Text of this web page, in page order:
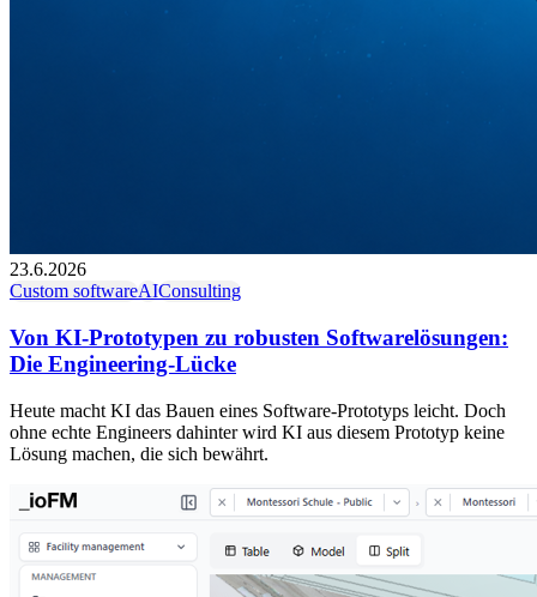
23.6.2026
Custom softwareAIConsulting
Von KI-Prototypen zu robusten Softwarelösungen:
Die Engineering-Lücke
Heute macht KI das Bauen eines Software-Prototyps leicht. Doch
ohne echte Engineers dahinter wird KI aus diesem Prototyp keine
Lösung machen, die sich bewährt.